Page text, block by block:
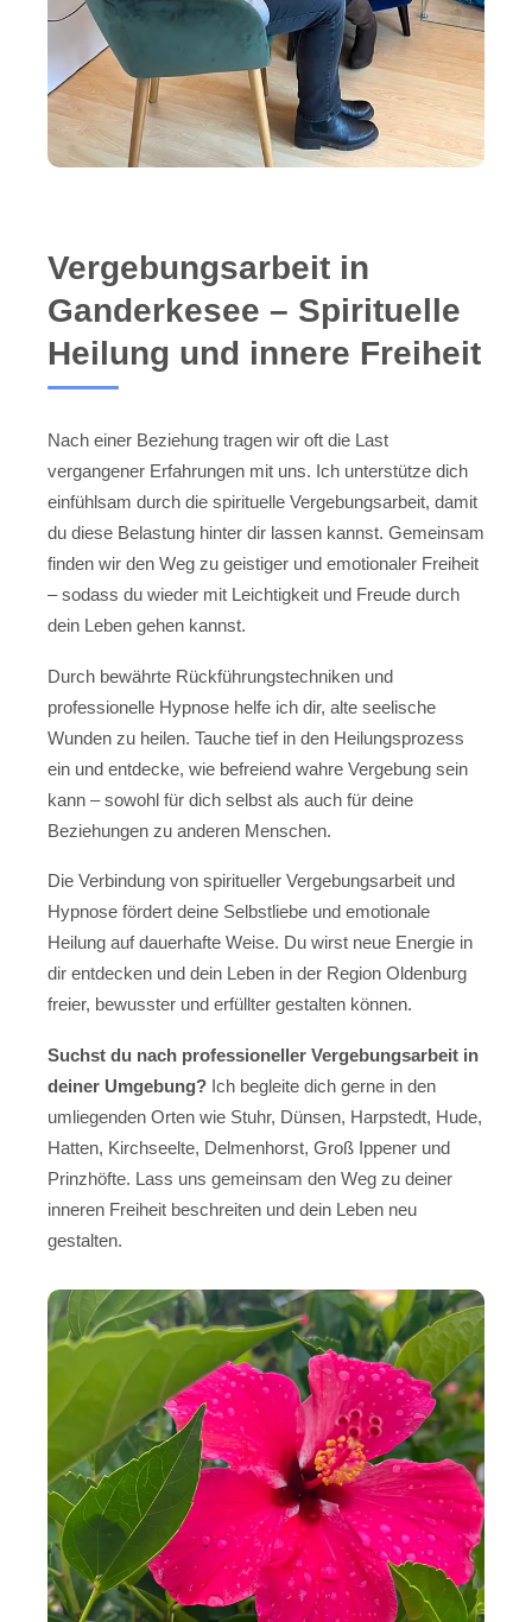
Vergebungsarbeit in
Ganderkesee – Spirituelle
Heilung und innere Freiheit
Nach einer Beziehung tragen wir oft die Last
vergangener Erfahrungen mit uns. Ich unterstütze dich
einfühlsam durch die spirituelle Vergebungsarbeit, damit
du diese Belastung hinter dir lassen kannst. Gemeinsam
finden wir den Weg zu geistiger und emotionaler Freiheit
– sodass du wieder mit Leichtigkeit und Freude durch
dein Leben gehen kannst.
Durch bewährte Rückführungstechniken und
professionelle Hypnose helfe ich dir, alte seelische
Wunden zu heilen. Tauche tief in den Heilungsprozess
ein und entdecke, wie befreiend wahre Vergebung sein
kann – sowohl für dich selbst als auch für deine
Beziehungen zu anderen Menschen.
Die Verbindung von spiritueller Vergebungsarbeit und
Hypnose fördert deine Selbstliebe und emotionale
Heilung auf dauerhafte Weise. Du wirst neue Energie in
dir entdecken und dein Leben in der Region Oldenburg
freier, bewusster und erfüllter gestalten können.
Suchst du nach professioneller Vergebungsarbeit in
deiner Umgebung? Ich begleite dich gerne in den
umliegenden Orten wie Stuhr, Dünsen, Harpstedt, Hude,
Hatten, Kirchseelte, Delmenhorst, Groß Ippener und
Prinzhöfte. Lass uns gemeinsam den Weg zu deiner
inneren Freiheit beschreiten und dein Leben neu
gestalten.